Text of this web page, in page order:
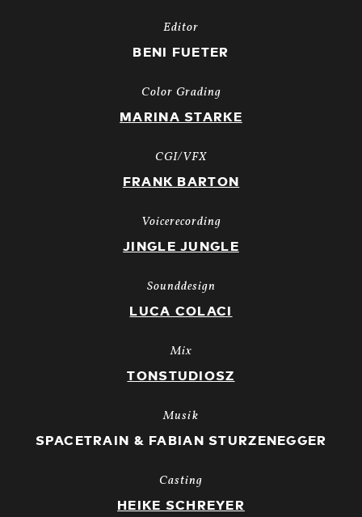
Editor
BENI FUETER
Color Grading
MARINA STARKE
CGI/VFX
FRANK BARTON
Voicerecording
JINGLE JUNGLE
Sounddesign
LUCA COLACI
Mix
TONSTUDIOSZ
Musik
SPACETRAIN & FABIAN STURZENEGGER
Casting
HEIKE SCHREYER